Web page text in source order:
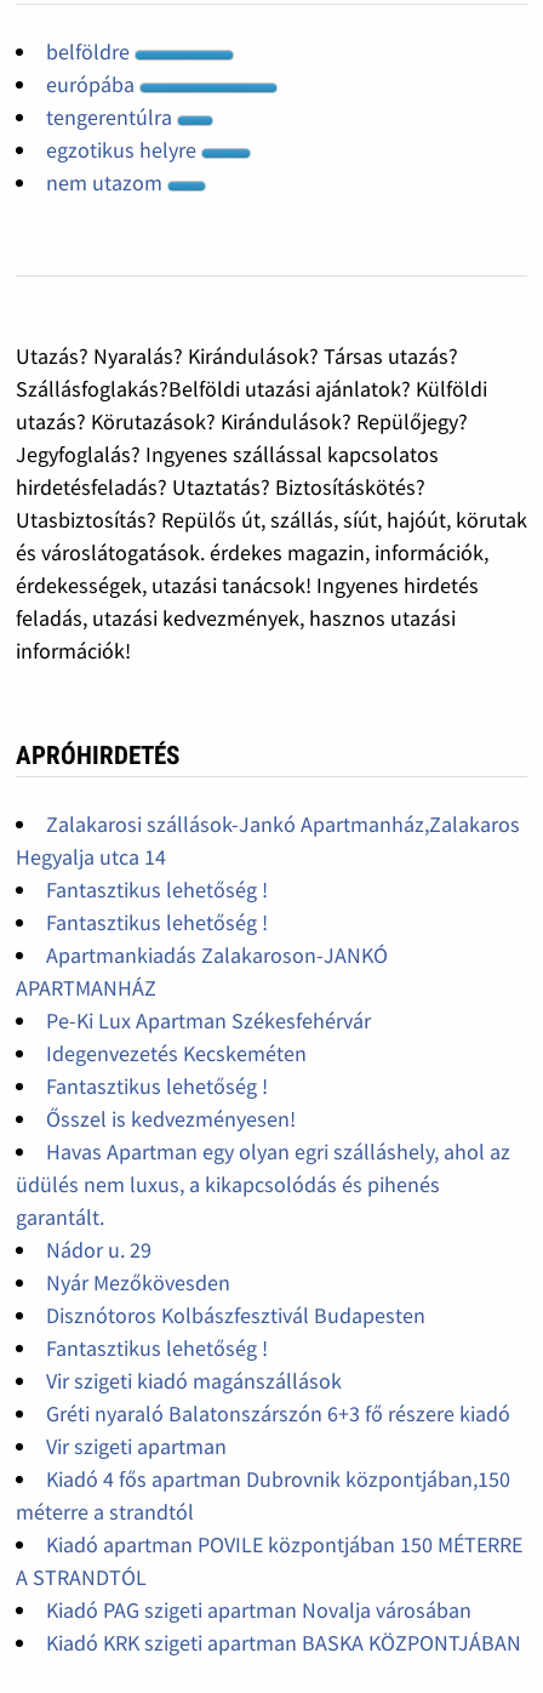
belföldre
európába
tengerentúlra
egzotikus helyre
nem utazom
Utazás? Nyaralás? Kirándulások? Társas utazás?
Szállásfoglakás?Belföldi utazási ajánlatok? Külföldi
utazás? Körutazások? Kirándulások? Repülőjegy?
Jegyfoglalás? Ingyenes szállással kapcsolatos
hirdetésfeladás? Utaztatás? Biztosításkötés?
Utasbiztosítás? Repülős út, szállás, síút, hajóút, körutak
és városlátogatások. érdekes magazin, információk,
érdekességek, utazási tanácsok! Ingyenes hirdetés
feladás, utazási kedvezmények, hasznos utazási
információk!
APRÓHIRDETÉS
Zalakarosi szállások-Jankó Apartmanház,Zalakaros
Hegyalja utca 14
Fantasztikus lehetőség !
Fantasztikus lehetőség !
Apartmankiadás Zalakaroson-JANKÓ
APARTMANHÁZ
Pe-Ki Lux Apartman Székesfehérvár
Idegenvezetés Kecskeméten
Fantasztikus lehetőség !
Ősszel is kedvezményesen!
Havas Apartman egy olyan egri szálláshely, ahol az
üdülés nem luxus, a kikapcsolódás és pihenés
garantált.
Nádor u. 29
Nyár Mezőkövesden
Disznótoros Kolbászfesztivál Budapesten
Fantasztikus lehetőség !
Vir szigeti kiadó magánszállások
Gréti nyaraló Balatonszárszón 6+3 fő részere kiadó
Vir szigeti apartman
Kiadó 4 fős apartman Dubrovnik központjában,150
méterre a strandtól
Kiadó apartman POVILE központjában 150 MÉTERRE
A STRANDTÓL
Kiadó PAG szigeti apartman Novalja városában
Kiadó KRK szigeti apartman BASKA KÖZPONTJÁBAN